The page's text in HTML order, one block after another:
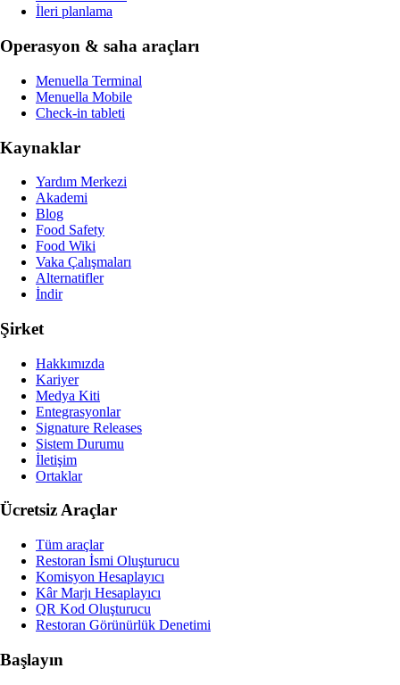
İleri planlama
Operasyon & saha araçları
Menuella Terminal
Menuella Mobile
Check-in tableti
Kaynaklar
Yardım Merkezi
Akademi
Blog
Food Safety
Food Wiki
Vaka Çalışmaları
Alternatifler
İndir
Şirket
Hakkımızda
Kariyer
Medya Kiti
Entegrasyonlar
Signature Releases
Sistem Durumu
İletişim
Ortaklar
Ücretsiz Araçlar
Tüm araçlar
Restoran İsmi Oluşturucu
Komisyon Hesaplayıcı
Kâr Marjı Hesaplayıcı
QR Kod Oluşturucu
Restoran Görünürlük Denetimi
Başlayın